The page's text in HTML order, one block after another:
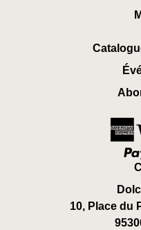
10, Place du